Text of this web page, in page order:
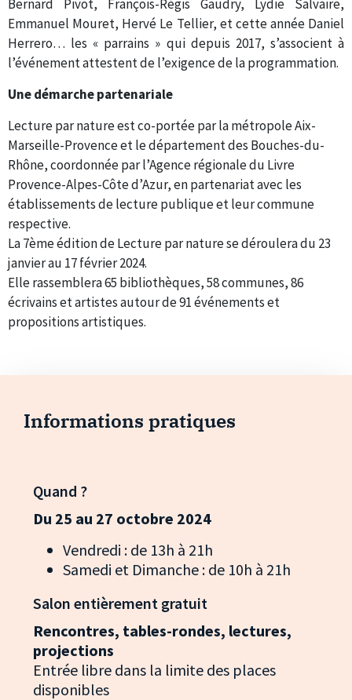
Bernard Pivot, François-Régis Gaudry, Lydie Salvaire,
Emmanuel Mouret, Hervé Le Tellier, et cette année Daniel
Herrero… les « parrains » qui depuis 2017, s’associent à
l’événement attestent de l’exigence de la programmation.
Une démarche partenariale
Lecture par nature est co-portée par la métropole Aix-
Marseille-Provence et le département des Bouches-du-
Rhône, coordonnée par l’Agence régionale du Livre
Provence-Alpes-Côte d’Azur, en partenariat avec les
établissements de lecture publique et leur commune
respective.
La 7ème édition de Lecture par nature se déroulera du 23
janvier au 17 février 2024.
Elle rassemblera 65 bibliothèques, 58 communes, 86
écrivains et artistes autour de 91 événements et
propositions artistiques.
Informations pratiques
Quand ?
Du 25 au 27 octobre 2024
Vendredi : de 13h à 21h
Samedi et Dimanche : de 10h à 21h
Salon entièrement gratuit
Rencontres, tables-rondes, lectures,
projections
Entrée libre dans la limite des places
disponibles